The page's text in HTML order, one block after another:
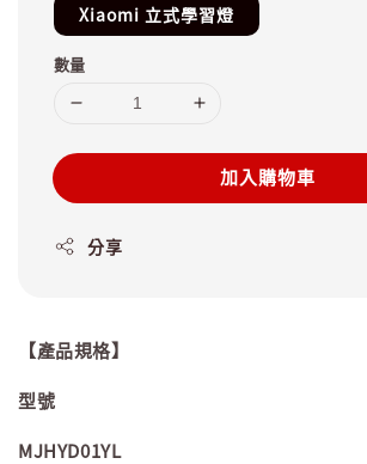
Xiaomi 立式學習燈
數量
加入購物車
分享
【產品規格】
型號
MJHYD01YL